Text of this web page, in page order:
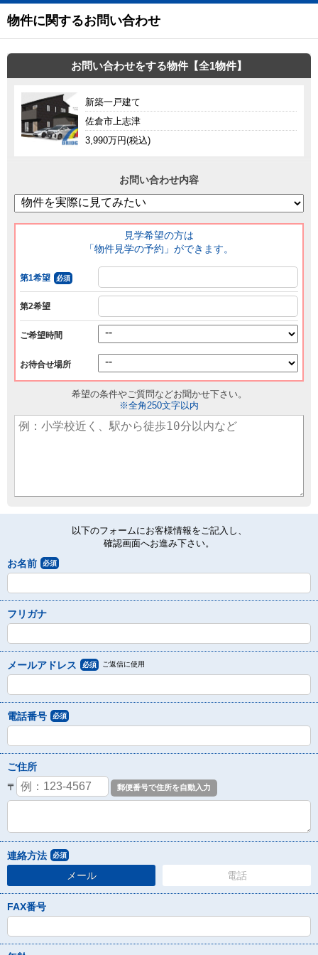
物件に関するお問い合わせ
お問い合わせをする物件【全1物件】
新築一戸建て
佐倉市上志津
3,990万円(税込)
お問い合わせ内容
見学希望の方は
「物件見学の予約」ができます。
第1希望 必須
第2希望
ご希望時間
お待合せ場所
希望の条件やご質問などお聞かせ下さい。
※全角250文字以内
以下のフォームにお客様情報をご記入し、
確認画面へお進み下さい。
お名前 必須
フリガナ
メールアドレス 必須 ご返信に使用
電話番号 必須
ご住所
〒
連絡方法 必須
メール 電話
FAX番号